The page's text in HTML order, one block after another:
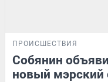
ПРОИСШЕСТВИЯ
Собянин
новый мэрский